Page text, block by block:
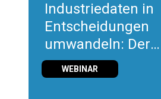
Industriedaten in
Entscheidungen
umwandeln: Der
strategische Wert
WEBINAR